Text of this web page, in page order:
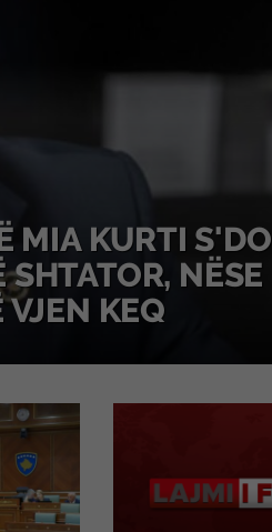
MIA KURTI S'DO
NËSE
VJEN KEQ